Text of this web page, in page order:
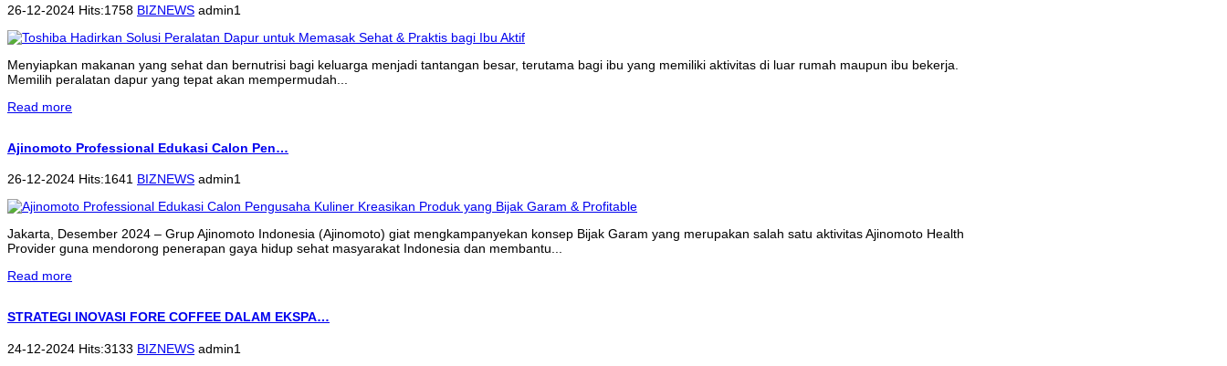
26-12-2024 Hits:1758 BIZNEWS admin1
Menyiapkan makanan yang sehat dan bernutrisi bagi keluarga menjadi tantangan besar, terutama bagi ibu yang memiliki aktivitas di luar rumah maupun ibu bekerja.
Memilih peralatan dapur yang tepat akan mempermudah...
Read more
Ajinomoto Professional Edukasi Calon Pen…
26-12-2024 Hits:1641 BIZNEWS admin1
Jakarta, Desember 2024 – Grup Ajinomoto Indonesia (Ajinomoto) giat mengkampanyekan konsep Bijak Garam yang merupakan salah satu aktivitas Ajinomoto Health
Provider guna mendorong penerapan gaya hidup sehat masyarakat Indonesia dan membantu...
Read more
STRATEGI INOVASI FORE COFFEE DALAM EKSPA…
24-12-2024 Hits:3133 BIZNEWS admin1